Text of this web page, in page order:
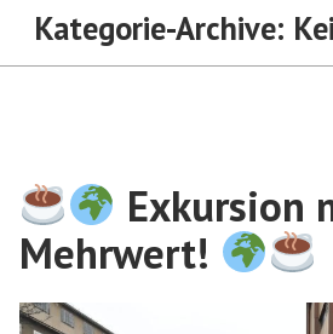
Kategorie-Archive:
Exkursion
Mehrwert!